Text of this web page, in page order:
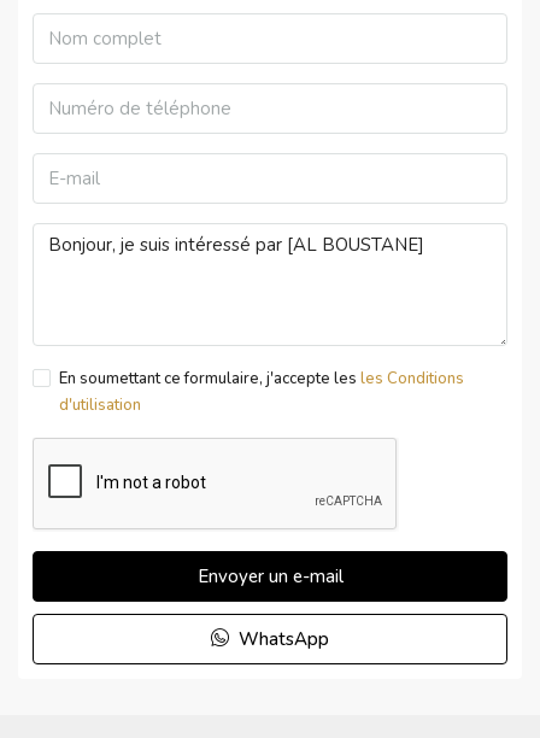
En soumettant ce formulaire, j'accepte les les Conditions
d'utilisation
Envoyer un e-mail
WhatsApp